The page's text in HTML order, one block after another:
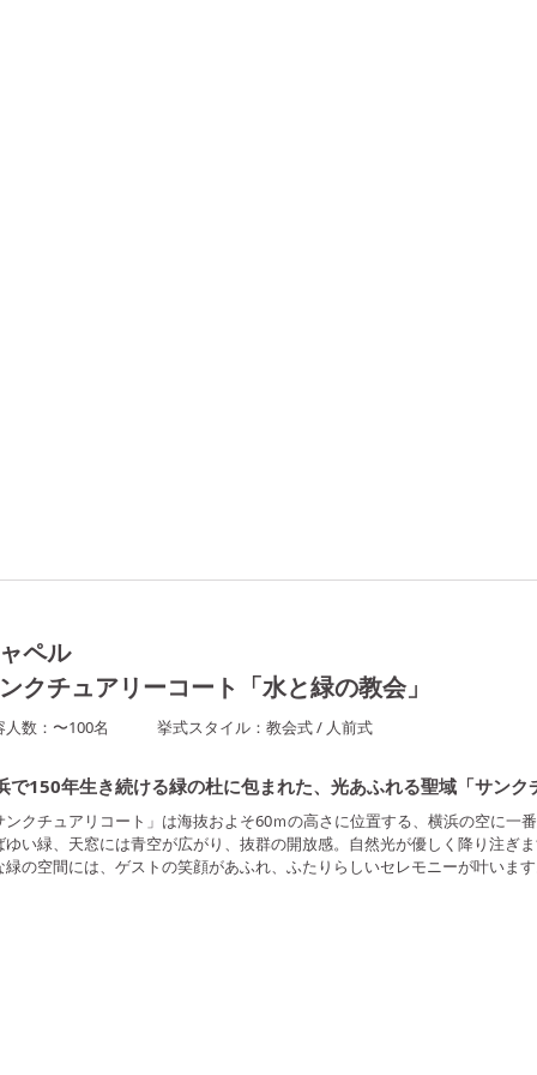
ペル
クチュアリーコート「水と緑の教会」
数： 〜100名 挙式スタイル： 教会式/ 人前式
で150年生き続ける緑の杜に包まれた、光あふれる聖域「サンク
ンクチュアリコート」は海抜およそ60ｍの高さに位置する、横浜の空に一
ゆい緑、天窓には青空が広がり、抜群の開放感。自然光が優しく降り注ぎ
緑の空間には、ゲストの笑顔があふれ、ふたりらしいセレモニーが叶います